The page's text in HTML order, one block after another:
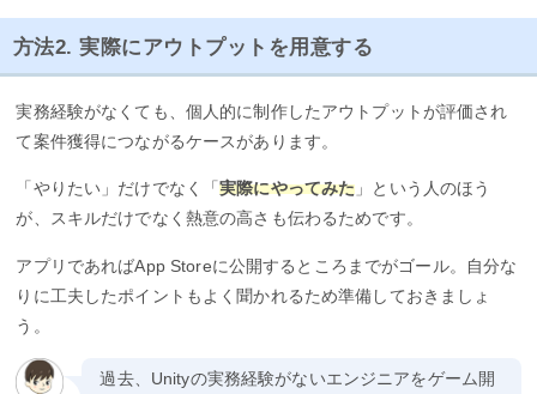
方法2. 実際にアウトプットを用意する
実務経験がなくても、個人的に制作したアウトプットが評価され
て案件獲得につながるケースがあります。
「やりたい」だけでなく「実際にやってみた 」という人のほう
が、スキルだけでなく熱意の高さも伝わるためです。
アプリであればApp Storeに公開するところまでがゴール。自分な
りに工夫したポイントもよく聞かれるため準備しておきましょ
う。
過去、Unityの実務経験がないエンジニアをゲーム開